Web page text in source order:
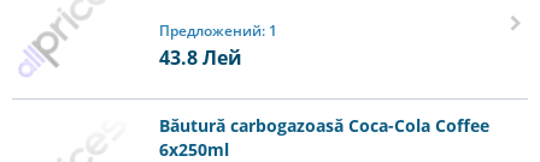
Предложений: 1
43.8Лей
Băutură carbogazoasă Coca-Cola Coffee
6x250ml